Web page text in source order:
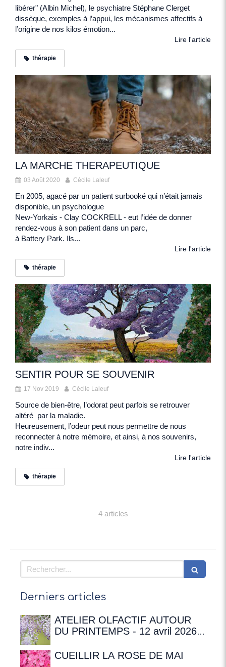
libérer" (Albin Michel), le psychiatre Stéphane Clerget
dissèque, exemples à l’appui, les mécanismes affectifs à
l’origine de nos kilos émotion...
Lire l'article
thérapie
LA MARCHE THERAPEUTIQUE
03 Août 2020 Cécile Laleuf
En 2005, agacé par un patient surbooké qui n’était jamais
disponible, un psychologue
New-Yorkais - Clay COCKRELL - eut l’idée de donner
rendez-vous à son patient dans un parc,
à Battery Park. Ils...
Lire l'article
thérapie
SENTIR POUR SE SOUVENIR
17 Nov 2019 Cécile Laleuf
Source de bien-être, l’odorat peut parfois se retrouver
altéré par la maladie.
Heureusement, l’odeur peut nous permettre de nous
reconnecter à notre mémoire, et ainsi, à nos souvenirs,
notre indiv...
Lire l'article
thérapie
4 articles
Rechercher
Derniers articles
ATELIER OLFACTIF AUTOUR
DU PRINTEMPS - 12 avril 2026 à
Chateaubriand
CUEILLIR LA ROSE DE MAI